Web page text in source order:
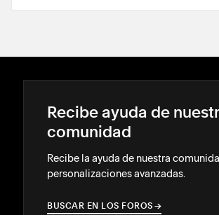
Recibe ayuda de
comunidad
Recibe la ayuda de nuestra
personalizaciones avanzadas.
BUSCAR EN LOS FOROS →
→